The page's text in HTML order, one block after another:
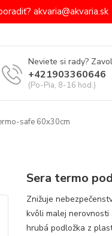
akvaria@akvaria.sk
Neviete si rady?
+421903360646
(Po-Pia, 8-16 hod.)
safe 60x30cm
Sera termo
Znižuje
kvôli malej nerovnosti
hrubá podložka z